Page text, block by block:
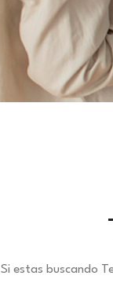
Si estas buscando